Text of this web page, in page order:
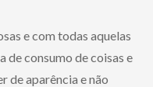
e com todas aquelas
de consumo de coisas e
de aparência e não